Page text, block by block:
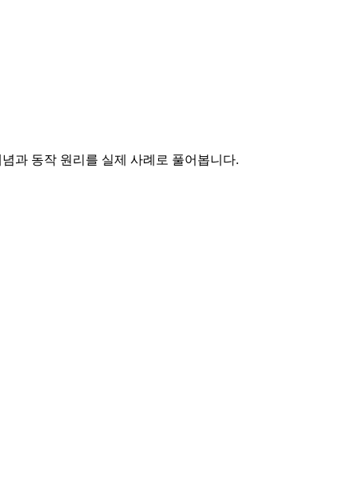
과 동작 원리를 실제 사례로 풀어봅니다.